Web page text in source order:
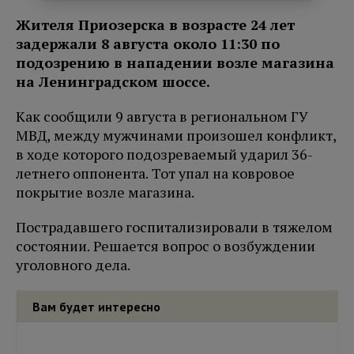
Жителя Приозерска в возрасте 24 лет
задержали 8 августа около 11:30 по
подозрению в нападении возле магазина
на Ленинградском шоссе.
Как сообщили 9 августа в региональном ГУ
МВД, между мужчинами произошел конфликт,
в ходе которого подозреваемый ударил 36-
летнего оппонента. Тот упал на ковровое
покрытие возле магазина.
Пострадавшего госпитализировали в тяжелом
состоянии. Решается вопрос о возбуждении
уголовного дела.
Вам будет интересно